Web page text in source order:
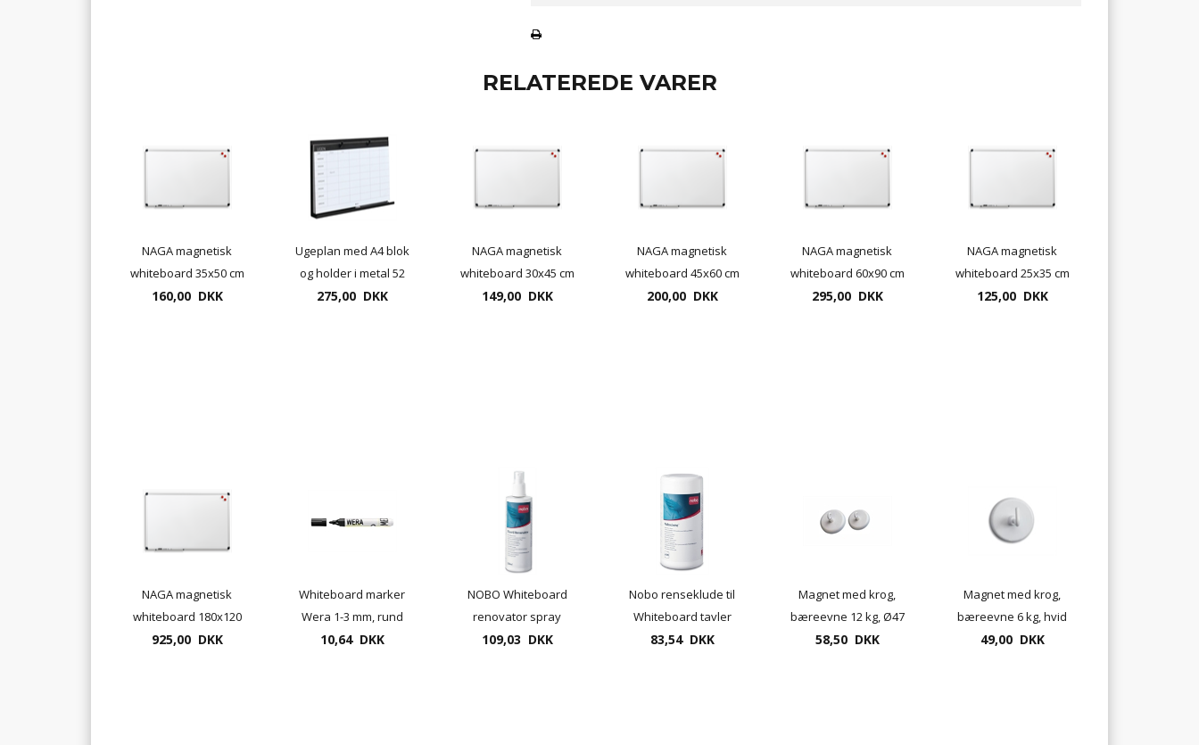
RELATEREDE VARER
NAGA magnetisk
whiteboard 35x50 cm
med aluramme
160,00 DKK
Ugeplan med A4 blok
og holder i metal 52
ark
275,00 DKK
NAGA magnetisk
whiteboard 30x45 cm
med aluramme
149,00 DKK
NAGA magnetisk
whiteboard 45x60 cm
med aluramme
200,00 DKK
NAGA magnetisk
whiteboard 60x90 cm
med aluramme
295,00 DKK
NAGA magnetisk
whiteboard 25x35 cm
med aluramme
125,00 DKK
NAGA magnetisk
whiteboard 180x120
cm med aluramme
925,00 DKK
Whiteboard marker
Wera 1-3 mm, rund
spids - sort, rød, blå,
10,64 DKK
NOBO Whiteboard
renovator spray
250ml.
109,03 DKK
Nobo renseklude til
Whiteboard tavler
1901438
83,54 DKK
Magnet med krog,
bæreevne 12 kg, Ø47
/ 36mm
58,50 DKK
Magnet med krog,
bæreevne 6 kg, hvid
49,00 DKK